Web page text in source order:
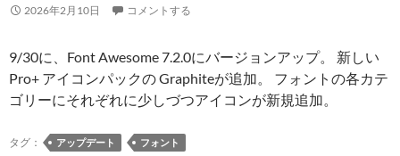
2026年2月10日 コメントする
9/30に、Font Awesome 7.2.0にバージョンアップ。 新しい
Pro+ アイコンパックの Graphiteが追加。 フォントの各カテ
ゴリーにそれぞれに少しづつアイコンが新規追加。
タグ： アップデート フォント